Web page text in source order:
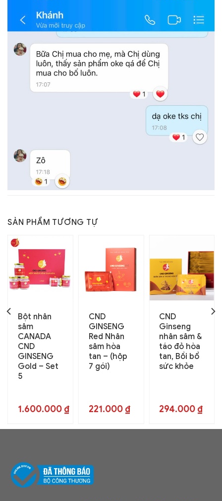
SẢN PHẨM TƯƠNG TỰ
Bột nhân
sâm
CANADA
CND
GINSENG
Gold – Set
5
1.600.000 ₫
CND
GINSENG
Red Nhân
sâm hòa
tan – (hộp
7 gói)
221.000 ₫
CND
Ginseng
nhân sâm &
táo đỏ hòa
tan, Bồi bổ
sức khỏe
294.000 ₫